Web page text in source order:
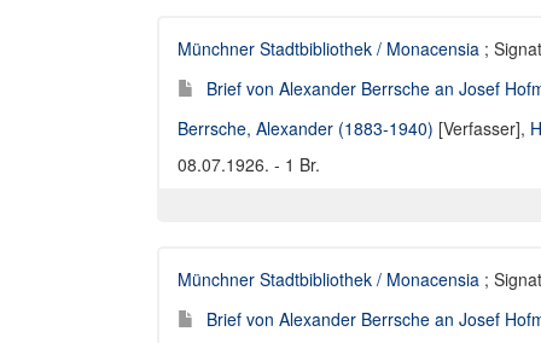
Münchner Stadtbibliothek / Monacensia ;
Brief von Alexander Berrsche an Josef
Berrsche, Alexander (1883-1940) [Verfasser],
08.07.1926. - 1 Br.
Münchner Stadtbibliothek / Monacensia ;
Brief von Alexander Berrsche an Josef